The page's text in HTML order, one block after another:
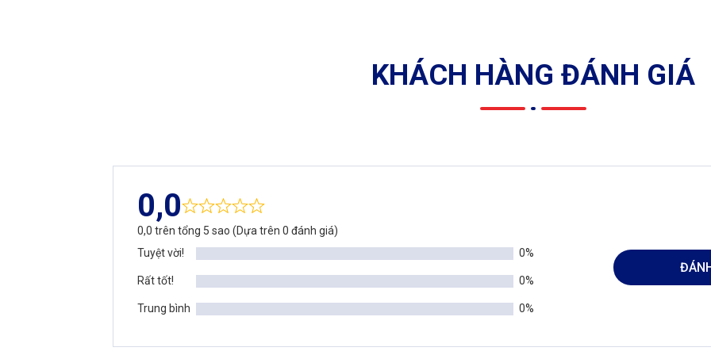
KHÁCH HÀNG ĐÁNH GIÁ
0,0
0,0 trên tổng 5 sao (Dựa trên 0 đánh giá)
Tuyệt vời!
0%
Rất tốt! 0%
Trung bình 0%